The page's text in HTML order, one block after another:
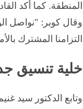
المنطقة. كما أكد
وقال كوبر: "نواصل
التزامنا المشترك
خلية تنسيق
وتابع الدكتور سيد